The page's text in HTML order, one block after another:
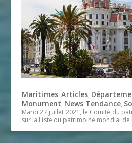
Maritimes,Articles,
Monument, News Tendance,
Mardi 27 juillet 2021, le Comité du
sur la Liste du patrimoine mondial de